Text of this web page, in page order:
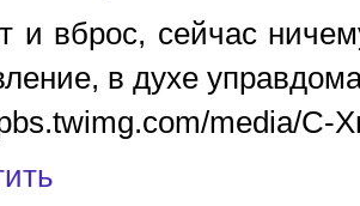
и вброс, сейчас
в духе
media/C-